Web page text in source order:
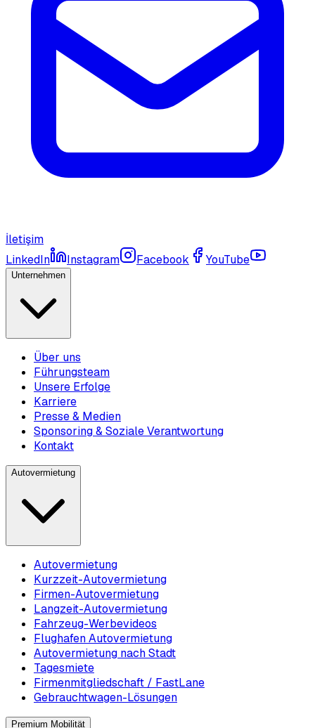
İletişim
LinkedIn
Instagram Facebook YouTube
Unternehmen
Über uns
Führungsteam
Unsere Erfolge
Karriere
Presse & Medien
Sponsoring & Soziale Verantwortung
Kontakt
Autovermietung
Autovermietung
Kurzzeit-Autovermietung
Firmen-Autovermietung
Langzeit-Autovermietung
Fahrzeug-Werbevideos
Flughafen Autovermietung
Autovermietung nach Stadt
Tagesmiete
Firmenmitgliedschaft / FastLane
Gebrauchtwagen-Lösungen
Premium Mobilität